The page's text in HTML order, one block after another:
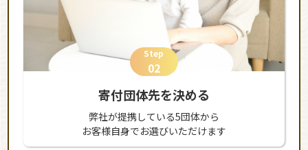
Step
02
寄付団体先を決める
弊社が提携している5団体から
お客様自身でお選びいただけます